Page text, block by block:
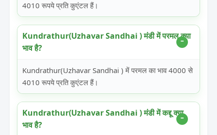
4010 रूपये प्रति कुएंटल हैं।
Kundrathur(Uzhavar Sandhai ) मंडी में परमल क्या
भाव है?
Kundrathur(Uzhavar Sandhai ) में परमल का भाव 4000 से
4010 रूपये प्रति कुएंटल हैं।
Kundrathur(Uzhavar Sandhai ) मंडी में कद्दू क्या
भाव है?